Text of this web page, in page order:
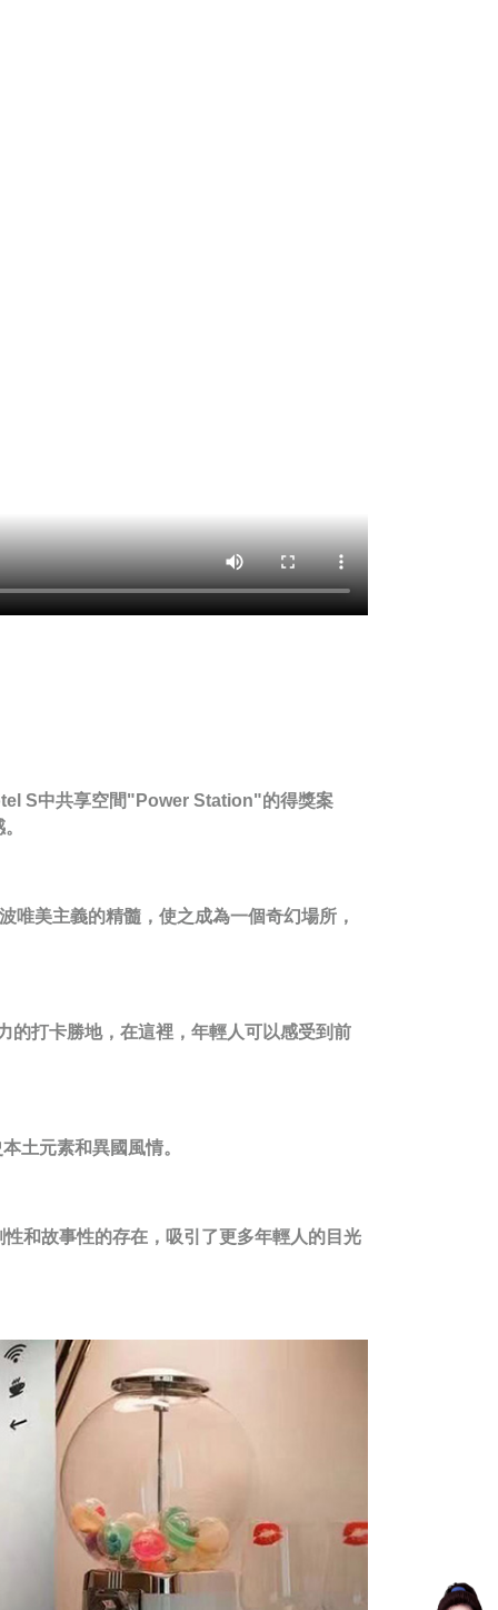
S中共享空間"Power Station"的得獎案
美主義的精髓，使之成為一個奇幻場所，
的打卡勝地，在這裡，年輕人可以感受到前
土元素和異國風情。
和故事性的存在，吸引了更多年輕人的目光